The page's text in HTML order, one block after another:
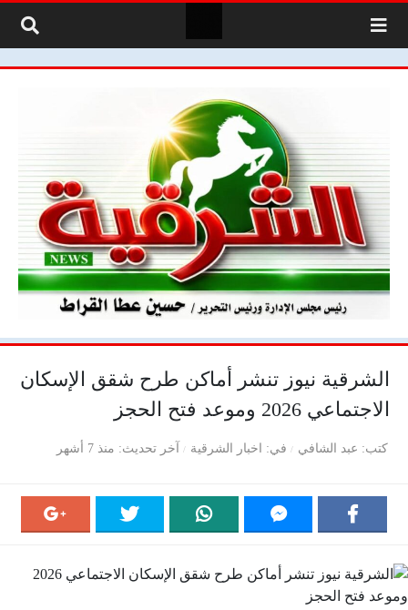
الشرقية نيوز تنشر أماكن طرح شقق الإسكان
الاجتماعي 2026 وموعد فتح الحجز
كتب عبد الشافي في اخبار الشرقية آخر تحديث منذ 7 أشهر